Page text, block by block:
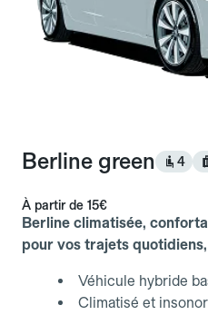
Berline green 4
À partir de 15€
Berline climatisée,
pour vos trajets
Véhicule hybride
Climatisé et